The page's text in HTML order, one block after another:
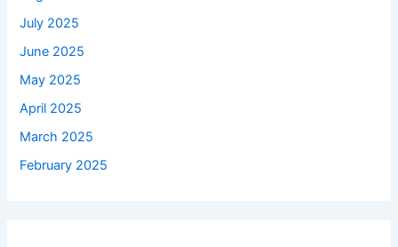
July 2025
June 2025
May 2025
April 2025
March 2025
February 2025